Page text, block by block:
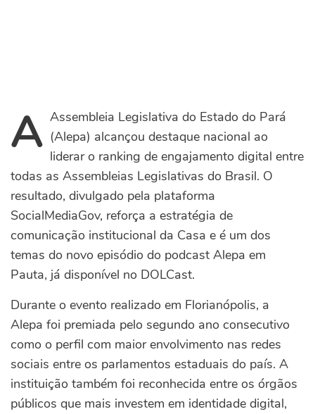
AAssembleia Legislativa do Estado do Pará
(Alepa) alcançou destaque nacional ao
liderar o ranking de engajamento digital entre
todas as Assembleias Legislativas do Brasil. O
resultado, divulgado pela plataforma
SocialMediaGov, reforça a estratégia de
comunicação institucional da Casa e é um dos
temas do novo episódio do podcast Alepa em
Pauta, já disponível no DOLCast.
Durante o evento realizado em Florianópolis, a
Alepa foi premiada pelo segundo ano consecutivo
como o perfil com maior envolvimento nas redes
sociais entre os parlamentos estaduais do país. A
instituição também foi reconhecida entre os órgãos
públicos que mais investem em identidade digital,